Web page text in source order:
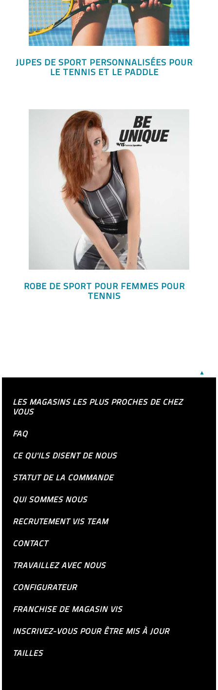
JUPES DE SPORT PERSONNALISÉES POUR
LE TENNIS ET LE PADDLE
ROBE DE SPORT POUR FEMMES POUR
TENNIS
▲
LES MAGASINS LES PLUS PROCHES DE CHEZ
VOUS
FAQ
CE QU'ILS DISENT DE NOUS
STATUT DE LA COMMANDE
QUI SOMMES NOUS
RECRUTEMENT VIS TEAM
CONTACT
TRAVAILLEZ AVEC NOUS
CONFIGURATEUR
FRANCHISE DE MAGASIN VIS
INSCRIVEZ-VOUS POUR ÊTRE MIS À JOUR
TAILLES